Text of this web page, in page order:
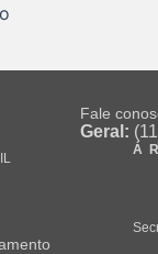
Fale
Geral: